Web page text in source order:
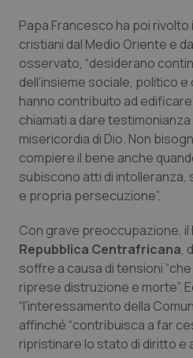
Papa Francesco ha poi rivolto
cristiani dal Medio Oriente e
osservato, “desiderano
dell’insieme sociale, politico
hanno contribuito ad
chiamati a dare testimonianza
misericordia di Dio. Non
compiere il bene anche
subiscono atti di intolleranza,
e propria persecuzione”.
Con grave preoccupazione, il
Repubblica Centrafricana,
soffre a causa di tensioni
riprese distruzione e morte”.
“l’interessamento della
affinché “contribuisca a far
ripristinare lo stato di diritto e